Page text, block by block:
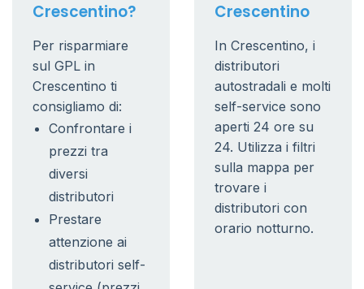
Crescentino?
Per risparmiare
sul GPL in
Crescentino ti
consigliamo di:
Confrontare i
prezzi tra
diversi
distributori
Prestare
attenzione ai
distributori self-
Crescentino
In Crescentino, i
distributori
autostradali e molti
self-service sono
aperti 24 ore su
24. Utilizza i filtri
sulla mappa per
trovare i
distributori con
orario notturno.